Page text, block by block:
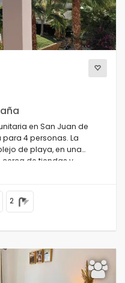
en San Juan de
para 4 personas. La
de playa, en una
de tiendas y
2